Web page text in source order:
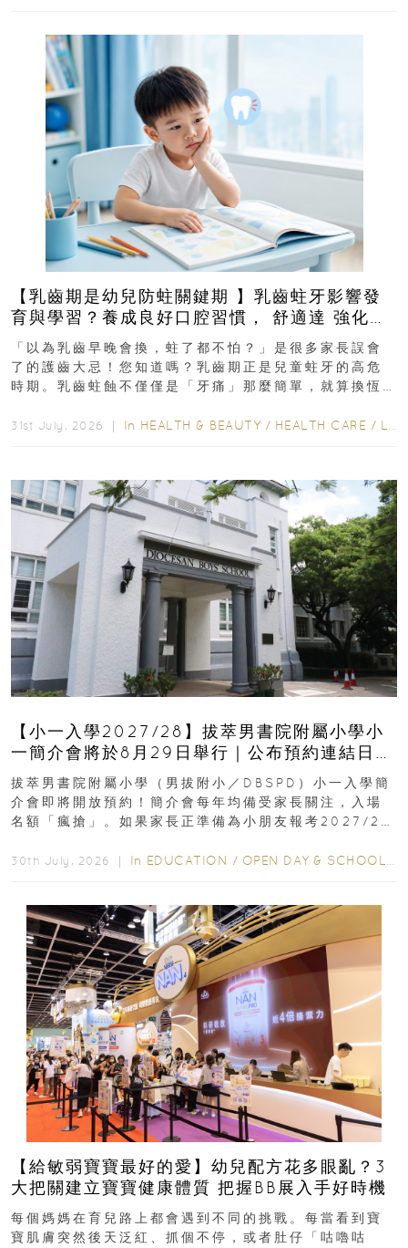
【乳齒期是幼兒防蛀關鍵期 】乳齒蛀牙影響發
育與學習？養成良好口腔習慣， 舒適達 強化琺
瑯質 兒童牙膏防護指南
「以為乳齒早晚會換，蛀了都不怕？」是很多家長誤會
了的護齒大忌！您知道嗎？乳齒期正是兒童蛀牙的高危
時期。乳齒蛀蝕不僅僅是「牙痛」那麼簡單，就算換恆
31st July, 2026 ｜ In HEALTH & BEAUTY / HEALTH CARE / LIFESTYLE
【小一入學2027/28】拔萃男書院附屬小學小
一簡介會將於8月29日舉行｜公布預約連結日期
｜更設有網上重溫
拔萃男書院附屬小學（男拔附小／DBSPD）小一入學簡
介會即將開放預約！簡介會每年均備受家長關注，入場
名額「瘋搶」。如果家長正準備為小朋友報考2027/28
30th July, 2026 ｜ In EDUCATION / OPEN DAY & SCHOOL EVENTS
【給敏弱寶寶最好的愛】幼兒配方花多眼亂？3
大把關建立寶寶健康體質 把握BB展入手好時機
每個媽媽在育兒路上都會遇到不同的挑戰。每當看到寶
寶肌膚突然後天泛紅、抓個不停，或者肚仔「咕嚕咕